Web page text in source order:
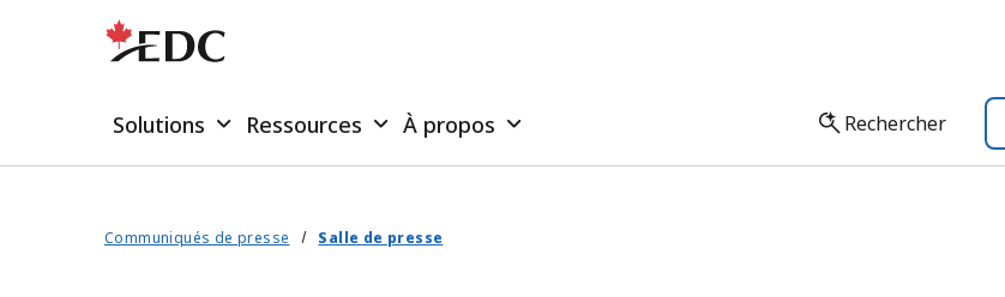
Solutions Ressources À propos Rechercher
Communiqués de presse Salle de presse